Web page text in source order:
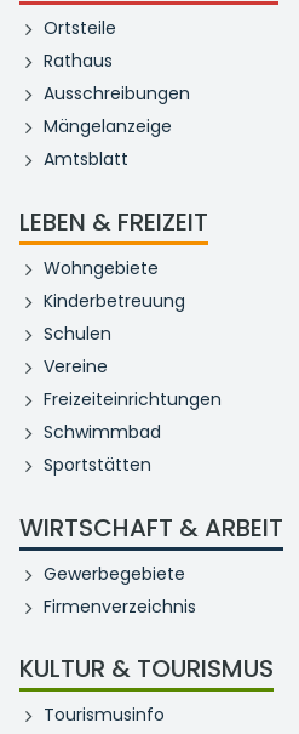
Ortsteile
Rathaus
Ausschreibungen
Mängelanzeige
Amtsblatt
LEBEN & FREIZEIT
Wohngebiete
Kinderbetreuung
Schulen
Vereine
Freizeiteinrichtungen
Schwimmbad
Sportstätten
WIRTSCHAFT & ARBEIT
Gewerbegebiete
Firmenverzeichnis
KULTUR & TOURISMUS
Tourismusinfo